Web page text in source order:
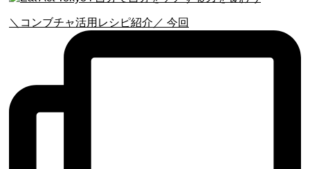
＼コンブチャ活用レシピ紹介／ 今回